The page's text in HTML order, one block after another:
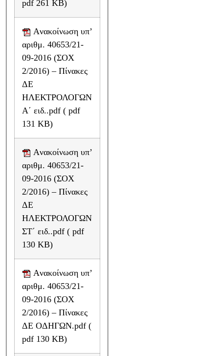
pdf 261 KB)
αριθμ. 40653/21-
09-2016 (ΣΟΧ
2/2016) – Πίνακες
ΔΕ
ΗΛΕΚΤΡΟΛΟΓΩΝ
Α΄ ειδ..pdf ( pdf
131 KB)
αριθμ. 40653/21-
09-2016 (ΣΟΧ
2/2016) – Πίνακες
ΔΕ
ΗΛΕΚΤΡΟΛΟΓΩΝ
ΣΤ΄ ειδ..pdf ( pdf
130 KB)
αριθμ. 40653/21-
09-2016 (ΣΟΧ
2/2016) – Πίνακες
ΔΕ ΟΔΗΓΩΝ.pdf (
pdf 130 KB)